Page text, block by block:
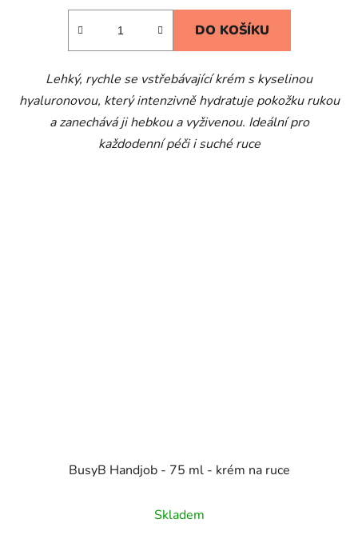
DO KOŠÍKU
Lehký, rychle se vstřebávající krém s kyselinou
hyaluronovou, který intenzivně hydratuje pokožku rukou
a zanechává ji hebkou a vyživenou. Ideální pro
každodenní péči i suché ruce
BusyB Handjob - 75 ml - krém na ruce
Skladem